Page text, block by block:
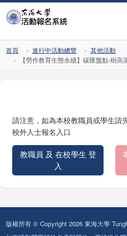
首頁 進行中活動總覽
其他活動
【勞作教育生態永續】碳匯盤點-樹
請注意，如為本校教職員或學生請
校外人士報名入口
教職員 及 在校學生 登
入
版權所有 © Copyright 2026 東海大學